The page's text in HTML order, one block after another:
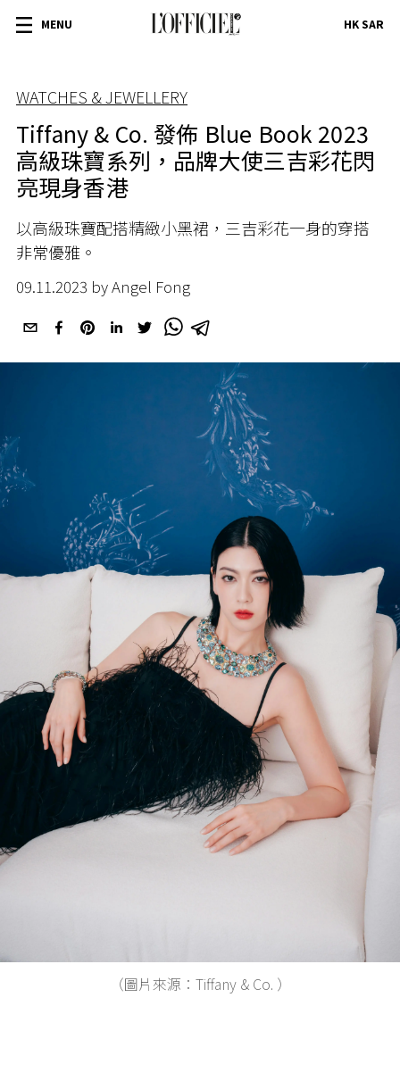
MENU HK SAR
WATCHES & JEWELLERY
Tiffany & Co. 發佈 Blue Book 2023
高級珠寶系列，品牌大使三吉彩花閃
亮現身香港
以高級珠寶配搭精緻小黑裙，三吉彩花一身的穿搭
非常優雅。
09.11.2023 by Angel Fong
（圖片來源：Tiffany & Co. ）